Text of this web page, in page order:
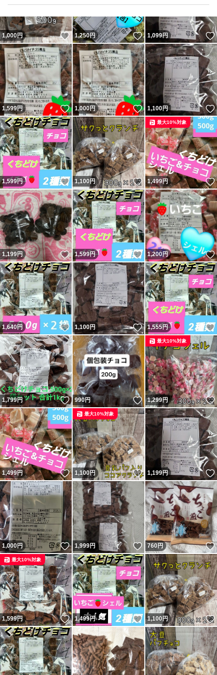
1,000円 いいね！
1,250円 いいね！
1,099円
1,599円 いいね！
1,000円 いいね！
1,100円
1,599円 いいね！
1,100円 いいね！
1,499円
最大10%対象
1,199円 いいね！
1,599円 いいね！
1,200円
1,640円 いいね！
1,100円 いいね！
1,555円
1,799円 いいね！
990円 いいね！
1,299円
最大10%対象
1,499円 いいね！
1,100円 いいね！
最大10%対象
1,199円
1,000円 いいね！
1,999円 いいね！
760 円
1,599円 いいね！
最大10%対象
1,499円 いいね！
1,100円